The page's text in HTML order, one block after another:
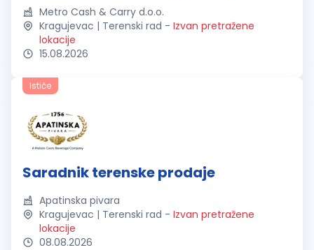
Metro Cash & Carry d.o.o.
Kragujevac | Terenski rad - Izvan pretražene
lokacije
15.08.2026
Ističe
Saradnik terenske prodaje
Apatinska pivara
Kragujevac | Terenski rad - Izvan pretražene
lokacije
08.08.2026